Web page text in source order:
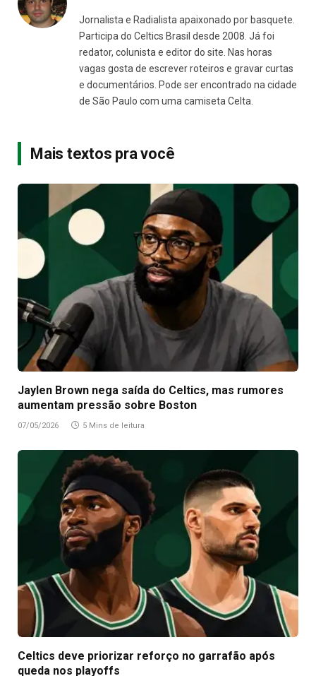
Jornalista e Radialista apaixonado por basquete.
Participa do Celtics Brasil desde 2008. Já foi
redator, colunista e editor do site. Nas horas
vagas gosta de escrever roteiros e gravar curtas
e documentários. Pode ser encontrado na cidade
de São Paulo com uma camiseta Celta.
Mais textos pra você
Jaylen Brown nega saída do Celtics, mas rumores
aumentam pressão sobre Boston
07/05/2026 5 Mins de leitura
Celtics deve priorizar reforço no garrafão após
queda nos playoffs